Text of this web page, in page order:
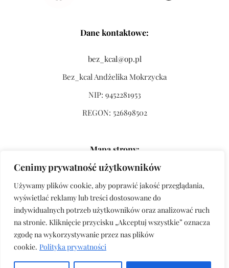
Cenimy prywatność użytkowników
Używamy plików cookie, aby poprawić jakość przeglądania,
wyświetlać reklamy lub treści dostosowane do
indywidualnych potrzeb użytkowników oraz analizować ruch
na stronie. Kliknięcie przycisku „Akceptuj wszystkie” oznacza
zgodę na wykorzystywanie przez nas plików
cookie. Polityka prywatności
Dane kontaktowe:
bez_kcal@op.pl
Bez_kcal Andżelika Mokrzycka
NIP: 9452281953
REGON: 526898502
Mapa strony:
Strona główna
Sklep
O mnie
Regulamin
Polityka prywatności
Oferta